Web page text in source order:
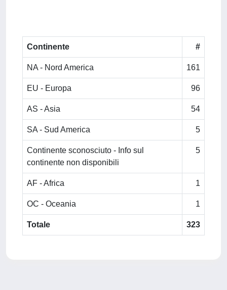
Continente #
NA - Nord America 161
EU - Europa 96
AS - Asia 54
SA - Sud America 5
Continente sconosciuto - Info sul
continente non disponibili
5
AF - Africa 1
OC - Oceania 1
Totale 323